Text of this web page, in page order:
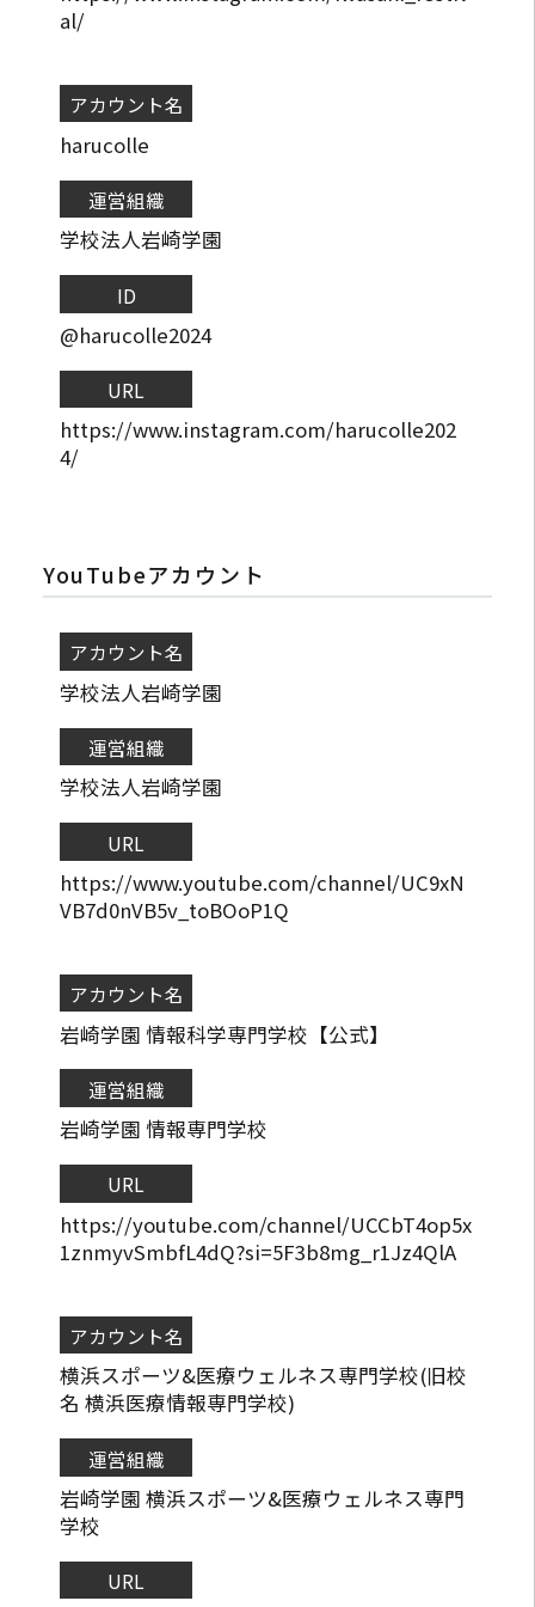
al/
アカウント名
harucolle
運営組織
学校法人岩崎学園
ID
@harucolle2024
URL
https://www.instagram.com/harucolle202
4/
YouTubeアカウント
アカウント名
学校法人岩崎学園
運営組織
学校法人岩崎学園
URL
https://www.youtube.com/channel/UC9xN
VB7d0nVB5v_toBOoP1Q
アカウント名
岩崎学園 情報科学専門学校【公式】
運営組織
岩崎学園 情報専門学校
URL
https://youtube.com/channel/UCCbT4op5x
1znmyvSmbfL4dQ?si=5F3b8mg_r1Jz4QlA
アカウント名
横浜スポーツ&医療ウェルネス専門学校(旧校
名 横浜医療情報専門学校)
運営組織
岩崎学園 横浜スポーツ&医療ウェルネス専門
学校
URL